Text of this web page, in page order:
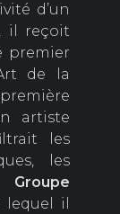
d’un
il reçoit
premier
de la
artiste
les
les
Groupe
lequel il